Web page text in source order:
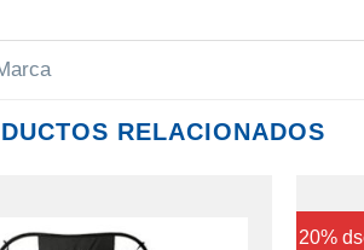
RELACIONADOS
20%